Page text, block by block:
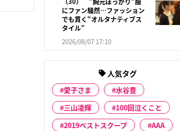
にファン騒然…ファッション
でも貫く“オルタナティブス
タイル”
2026/08/07 17:10
人気タグ
愛子さま
水谷豊
三山凌輝
100回泣くこと
2019ベストスクープ
AAA